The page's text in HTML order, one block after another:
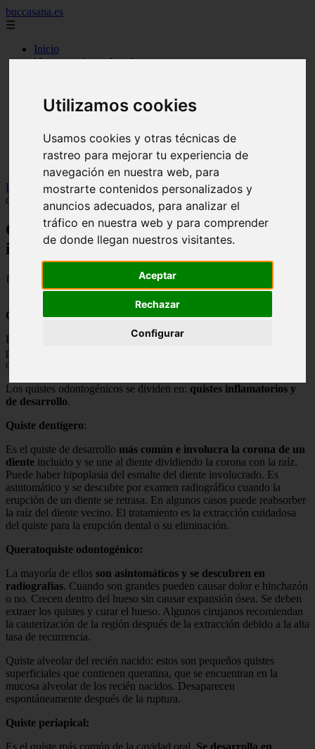
Utilizamos cookies
Usamos cookies y otras técnicas de
rastreo para mejorar tu experiencia de
navegación en nuestra web, para
mostrarte contenidos personalizados y
anuncios adecuados, para analizar el
tráfico en nuestra web y para comprender
de donde llegan nuestros visitantes.
Aceptar
Rechazar
Configurar
buccasana.es
☰
Inicio
blanqueamiento dental
hongos en la boca
implantes dentales
mal aliento
remedio casero para
tipos de brackets
Inicio
dientes >Quistes orales: siga la odontología y los implantes
dentales - Salud dental
Quistes orales: siga la odontología y los
implantes dentales - Salud dental
📅 09/01/2024
Quistes orales: siga la odontología y los implantes dentales.
El quiste
es una cavidad patológica revestida de epitelio
puede contener líquido o restos celulares. Se clasifican en quistes
odontogénicos y no odontogénicos.
Los quistes odontogénicos se dividen en: quistes inflamatorios y
de desarrollo.
Quiste dentígero:
Es el quiste de desarrollo más común e involucra la corona de un
diente incluido y se une al diente dividiendo la corona con la raíz.
Puede haber hipoplasia del esmalte del diente involucrado. Es
asintomático y se descubre por examen radiográfico cuando la
erupción de un diente se retrasa. En algunos casos puede reabsorber
la raíz del diente vecino. El tratamiento es la extracción cuidadosa
del quiste para la erupción dental o su eliminación.
Queratoquiste odontogénico:
La mayoría de ellos son asintomáticos y se descubren en
radiografías. Cuando son grandes pueden causar dolor e hinchazón
o no. Crecen dentro del hueso sin causar expansión ósea. Se deben
extraer los quistes y curar el hueso. Algunos cirujanos recomiendan
la cauterización de la región después de la extracción debido a la alta
tasa de recurrencia.
Quiste alveolar del recién nacido: estos son pequeños quistes
superficiales que contienen queratina, que se encuentran en la
mucosa alveolar de los recién nacidos. Desaparecen
espontáneamente después de la ruptura.
Quiste periapical:
Es el quiste más común de la cavidad oral. Se desarrolla en